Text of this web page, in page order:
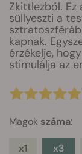
Zkittlezből. Ez
süllyeszti a
kapnak.
érzékelje,
stimulálja az
Magok száma:
x1 x3